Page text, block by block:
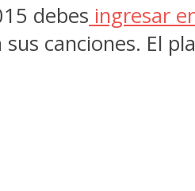
debes ingresar
canciones. El